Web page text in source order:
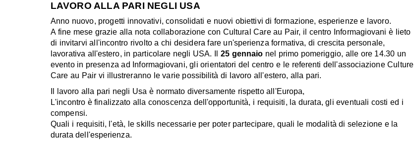
LAVORO ALLA PARI NEGLI USA
Anno nuovo, progetti innovativi, consolidati e nuovi obiettivi di formazione, esperienze e lavoro.
A fine mese grazie alla nota collaborazione con Cultural Care au Pair, il centro Informagiovani è lieto
di invitarvi all'incontro rivolto a chi desidera fare un'sperienza formativa, di crescita personale,
lavorativa all'estero, in particolare negli USA. Il 25 gennaio nel primo pomeriggio, alle ore 14.30 un
evento in presenza ad Informagiovani, gli orientatori del centro e le referenti dell'associazione Culture
Care au Pair vi illustreranno le varie possibilità di lavoro all'estero, alla pari.
Il lavoro alla pari negli Usa è normato diversamente rispetto all'Europa,
L'incontro è finalizzato alla conoscenza dell'opportunità, i requisiti, la durata, gli eventuali costi ed i
compensi.
Quali i requisiti, l'età, le skills necessarie per poter partecipare, quali le modalità di selezione e la
durata dell'esperienza.